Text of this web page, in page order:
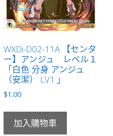
WXDi-D02-11A 【センタ
ー】アンジュ レベル１
「白色 分身 アンジュ
（安潔） LV1 」
$1.00
加入購物車